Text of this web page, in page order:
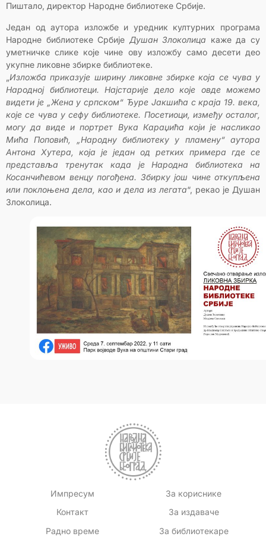
Пиштало, директор Народне библиотеке Србије.
Један од аутора изложбе и уредник културних програма
Народне библиотеке Србије Душан Злоколица каже да су
уметничке слике које чине ову изложбу само десети део
укупне ликовне збирке библиотеке.
„Изложба приказује ширину ликовне збирке која се чува у
Народној библиотеци. Најстарије дело које овде можемо
видети је „Жена у српском“ Ђуре Јакшића с краја 19. века,
које се чува у сефу библиотеке. Посетиоци, између осталог,
могу да виде и портрет Вука Караџића који је насликао
Мића Поповић, „Народну библиотеку у пламену“ аутора
Антона Хутера, која је један од ретких примера где се
представља тренутак када је Народна библиотека на
Косанчићевом венцу погођена. Збирку још чине откупљена
или поклоњена дела, као и дела из легата“, рекао је Душан
Злоколица.
Импресум
Контакт
Радно време
За кориснике
За издаваче
За библиотекаре